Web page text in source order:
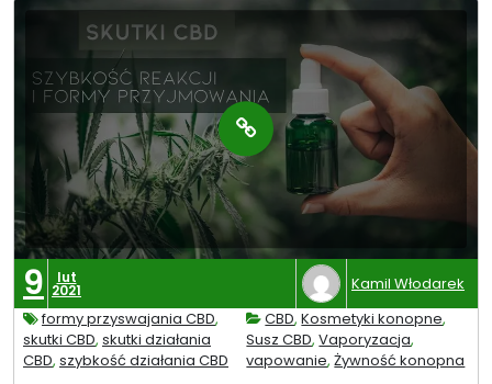
9 lut
2021
Kamil Włodarek
formy przyswajania CBD,
skutki CBD, skutki działania
CBD, szybkość działania CBD
CBD,Kosmetyki konopne,
Susz CBD,Vaporyzacja,
vapowanie,Żywność konopna